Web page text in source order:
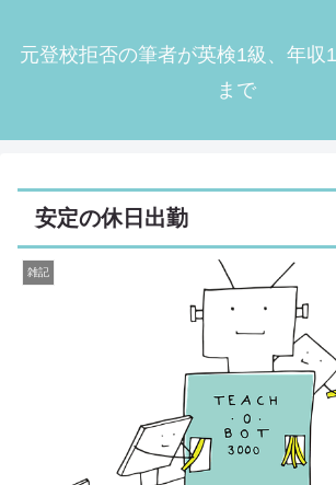
元登校拒否の筆者が英検1級、年収
まで
安定の休日出勤
雑記